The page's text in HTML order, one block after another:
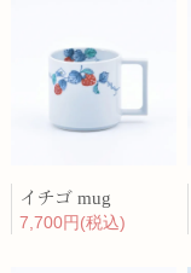
イチゴ mug
7,700円(税込)